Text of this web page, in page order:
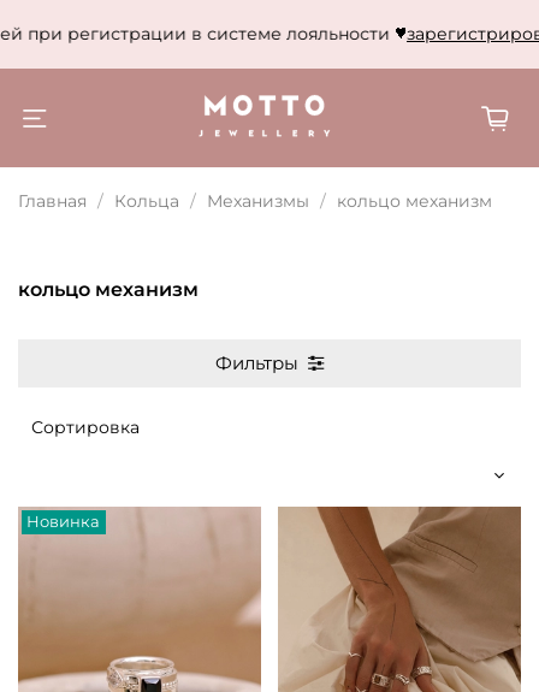
в системе лояльности зарегистрироваться
Главная Кольца Механизмы кольцо механизм
кольцо механизм
Фильтры
Новинка